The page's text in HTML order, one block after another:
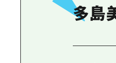
多島